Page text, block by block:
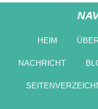
HEIM
NACHRICHT